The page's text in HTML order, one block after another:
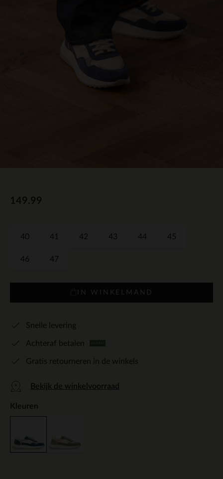
149.99
40 41 42 43 44 45
46 47
IN WINKELMAND
Snelle levering
Achteraf betalen
Gratis retourneren in de winkels
Bekijk de winkelvoorraad
Kleuren